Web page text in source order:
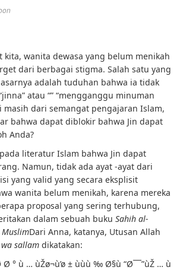
kita, wanita dewasa yang belum menikah
dari berbagai stigma. Salah satu yang
adalah tuduhan bahwa ia tidak
atau “” “mengganggu minuman
masih dari semangat pengajaran Islam,
bahwa dapat diblokir bahwa Jin dapat
Anda?
literatur Islam bahwa Jin dapat
Namun, tidak ada ayat -ayat dari
yang valid yang secara eksplisit
wanita belum menikah, karena mereka
proposal yang sering terhubung,
dalam sebuah buku Sahih al-
MuslimDari Anna, katanya, Utusan Allah
sallam dikatakan:
° ù … ùŽø¬ù’ø ± ùùù ‰ Ø§ù “Ø¯¯”ùŽ … ù